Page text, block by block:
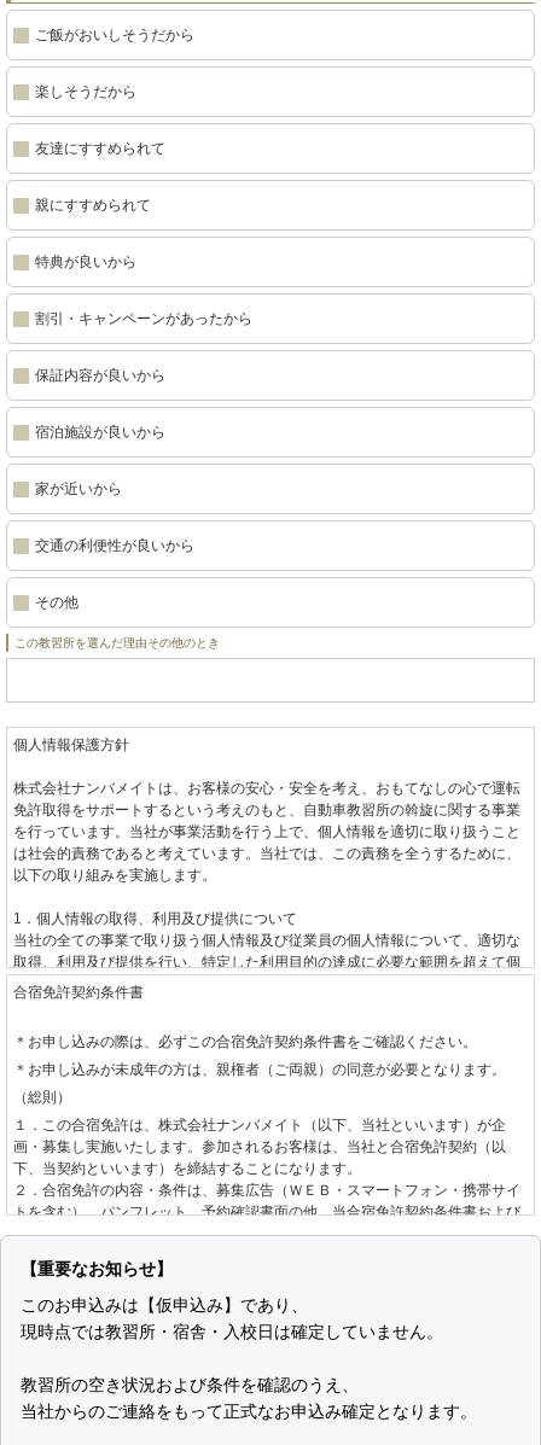
ご飯がおいしそうだから
楽しそうだから
友達にすすめられて
親にすすめられて
特典が良いから
割引・キャンペーンがあったから
保証内容が良いから
宿泊施設が良いから
家が近いから
交通の利便性が良いから
その他
この教習所を選んだ理由その他のとき
個人情報保護方針
株式会社ナンバメイトは、お客様の安心・安全を考え、おもてなしの心で運転
免許取得をサポートするという考えのもと、自動車教習所の斡旋に関する事業
を行っています。当社が事業活動を行う上で、個人情報を適切に取り扱うこと
は社会的責務であると考えています。当社では、この責務を全うするために、
以下の取り組みを実施します。
1．個人情報の取得、利用及び提供について
当社の全ての事業で取り扱う個人情報及び従業員の個人情報について、適切な
取得、利用及び提供を行い、特定した利用目的の達成に必要な範囲を超えて個
人情報を取り扱うことはありません。利用目的を超えて個人情報の取り扱いを
2．個人情報に関する法令や指針、規範について
個人情報に関する法令・国が定める指針その他の規範を守ります。
3．個人情報の安全管理について
個人情報への不正アクセスや、個人情報の漏えい、紛失、破壊、改ざん等に対
して、合理的な防止並びに是正措置を行います。
4．個人情報に関する苦情及び相談について
5．個人情報保護の取り組み（個人情報保護マネジメントシステム）について
す。
制定日 2001年6月1日
株式会社ナンバメイト
代表取締役 時野 学
合宿免許契約条件書
＊お申し込みの際は、必ずこの合宿免許契約条件書をご確認ください。
＊お申し込みが未成年の方は、親権者（ご両親）の同意が必要となります。
（総則）
１．この合宿免許は、株式会社ナンバメイト（以下、当社といいます）が企
画・募集し実施いたします。参加されるお客様は、当社と合宿免許契約（以
下、当契約といいます）を締結することになります。
２．合宿免許の内容・条件は、募集広告（ＷＥＢ・スマートフォン・携帯サイ
トを含む）、パンフレット、予約確認書面の他、当合宿免許契約条件書および
標準旅行業約款募集企画旅行契約の部によります。
（お申し込みとご契約の成立）
の希望を承り、道路交通法、自動車教習所個別規約、空席状況を確認し、当社
が手配を承諾する旨をお客様へ回答した後、お客様からお申し込みをいただき
ただきます。
２．お申し込み後、当社が指定する期日までにお客様が申込金または教習料金
全額をお支払いいただいた場合に当契約の成立として取り扱います。「お客様
【重要なお知らせ】
このお申込みは【仮申込み】であり、
現時点では教習所・宿舎・入校日は確定していません。
教習所の空き状況および条件を確認のうえ、
当社からのご連絡をもって正式なお申込み確定となります。